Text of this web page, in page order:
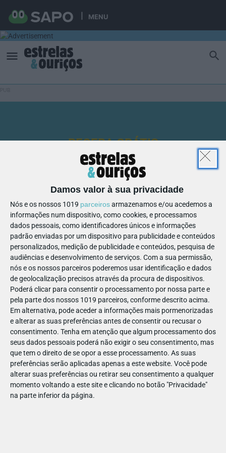
MENU
Damos valor à sua privacidade
Nós e os nossos 1019 parceirosarmazenamos e/ou acedemos a
informações num dispositivo, como cookies, e processamos
dados pessoais, como identificadores únicos e informações
padrão enviadas por um dispositivo para publicidade e conteúdos
personalizados, medição de publicidade e conteúdos, pesquisa de
audiências e desenvolvimento de serviços. Com a sua permissão,
nós e os nossos parceiros poderemos usar identificação e dados
de geolocalização precisos através da procura de dispositivos.
Poderá clicar para consentir o processamento por nossa parte e
pela parte dos nossos 1019 parceiros, conforme descrito acima.
Em alternativa, pode aceder a informações mais pormenorizadas
e alterar as suas preferências antes de consentir ou recusar o
consentimento. Tenha em atenção que algum processamento dos
seus dados pessoais poderá não exigir o seu consentimento, mas
que tem o direito de se opor a esse processamento. As suas
preferências serão aplicadas apenas a este website. Você pode
alterar suas preferências ou retirar seu consentimento a qualquer
momento voltando a este site e clicando no botão "Privacidade"
na parte inferior da página.
RECEBA GRÁTIS
Ebook Especial Regresso às
Aulas 23/24
O kit de sobrevivência para pais e filhos
Muito obrigado!
Dentro de breves minutos receberá oEbook Especial
Regresso às Aulas 23/24 Estrelas & Ouriçosna sua
caixa de email.
Caso não esteja na sua caixa de entrada principal,
verifique no SPAM ou na área de promoções.